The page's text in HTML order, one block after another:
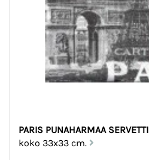
PARIS PUNAHARMAA SERVETTI
koko 33x33 cm.